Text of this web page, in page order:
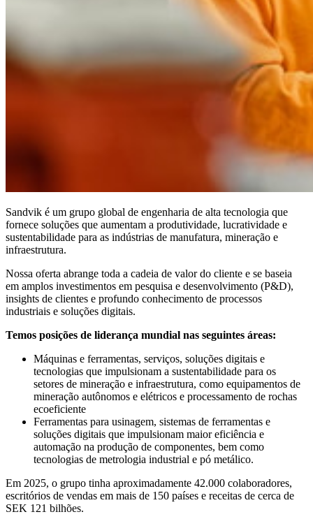
Sandvik é um grupo global de engenharia de alta tecnologia que
fornece soluções que aumentam a produtividade, lucratividade e
sustentabilidade para as indústrias de manufatura, mineração e
infraestrutura.
Nossa oferta abrange toda a cadeia de valor do cliente e se baseia
em amplos investimentos em pesquisa e desenvolvimento (P&D),
insights de clientes e profundo conhecimento de processos
industriais e soluções digitais.
Temos posições de liderança mundial nas seguintes áreas:
Máquinas e ferramentas, serviços, soluções digitais e
tecnologias que impulsionam a sustentabilidade para os
setores de mineração e infraestrutura, como equipamentos de
mineração autônomos e elétricos e processamento de rochas
ecoeficiente
Ferramentas para usinagem, sistemas de ferramentas e
soluções digitais que impulsionam maior eficiência e
automação na produção de componentes, bem como
tecnologias de metrologia industrial e pó metálico.
Em 2025, o grupo tinha aproximadamente 42.000 colaboradores,
escritórios de vendas em mais de 150 países e receitas de cerca de
SEK 121 bilhões.